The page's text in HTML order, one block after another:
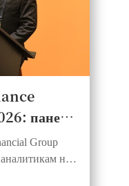
панель
в
Group
на